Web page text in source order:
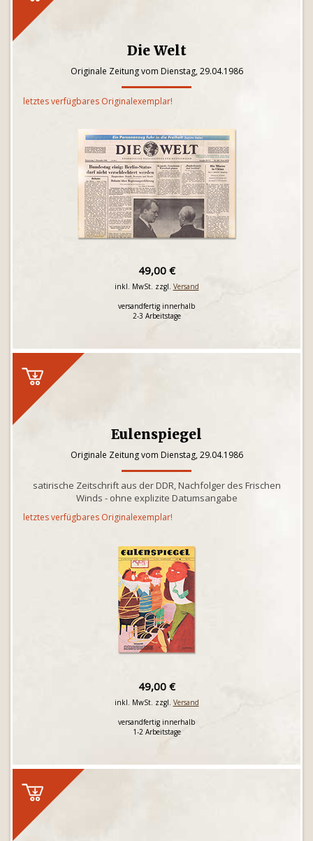
Die Welt
Originale Zeitung vom Dienstag, 29.04.1986
letztes verfügbares Originalexemplar!
49,00 €
inkl. MwSt. zzgl. Versand
versandfertig innerhalb
2-3 Arbeitstage
Eulenspiegel
Originale Zeitung vom Dienstag, 29.04.1986
satirische Zeitschrift aus der DDR, Nachfolger des Frischen
Winds - ohne explizite Datumsangabe
letztes verfügbares Originalexemplar!
49,00 €
inkl. MwSt. zzgl. Versand
versandfertig innerhalb
1-2 Arbeitstage